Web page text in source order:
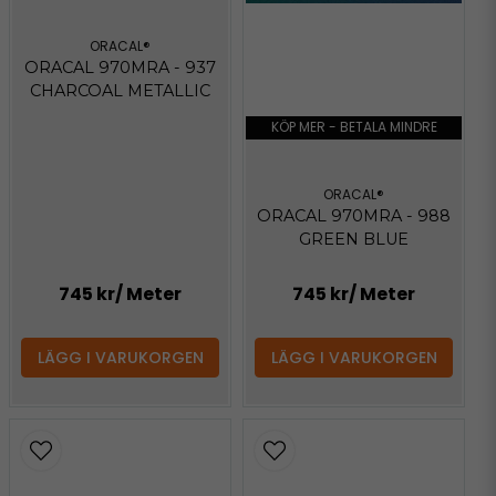
ORACAL®
ORACAL 970MRA - 937
CHARCOAL METALLIC
745 kr/ Meter
LÄGG I VARUKORGEN
KÖP MER - BETALA MINDRE
ORACAL®
ORACAL 970MRA - 988
GREEN BLUE
745 kr/ Meter
LÄGG I VARUKORGEN